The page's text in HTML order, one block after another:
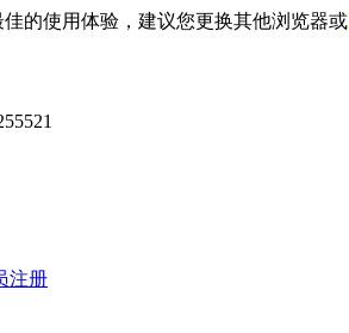
的使用体验，建议您更换其他浏览器或
注册